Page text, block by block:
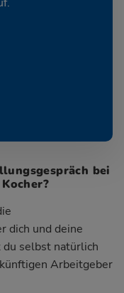
bei
dich und deine
du selbst natürlich
Arbeitgeber